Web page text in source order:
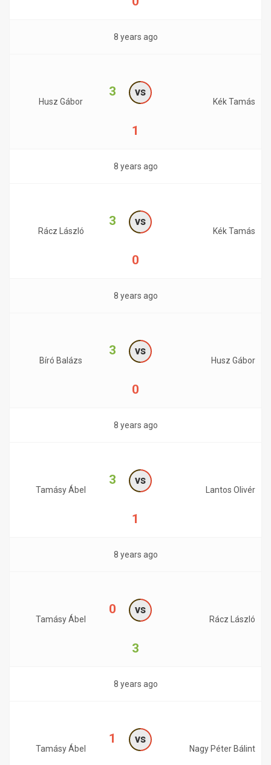
8 years ago
Husz Gábor
3 vs
1
Kék Tamás
8 years ago
Rácz László
3 vs
0
Kék Tamás
8 years ago
Bíró Balázs
3 vs
0
Husz Gábor
8 years ago
Tamásy Ábel
3 vs
1
Lantos Olivér
8 years ago
Tamásy Ábel
0 vs
3
Rácz László
8 years ago
Tamásy Ábel
1 vs
Nagy Péter Bálint